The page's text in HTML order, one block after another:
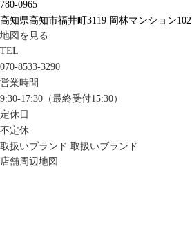
780-0965
高知県高知市福井町3119 岡林マンション102
地図を見る
TEL
070-8533-3290
営業時間
9:30-17:30（最終受付15:30）
定休日
不定休
取扱いブランド 取扱いブランド
店舗周辺地図